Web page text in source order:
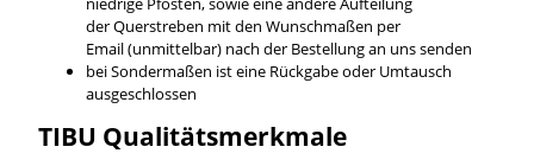
der Querstreben mit den Wunschmaßen per
Email (unmittelbar) nach der Bestellung an uns senden
bei Sondermaßen ist eine Rückgabe oder Umtausch
ausgeschlossen
TIBU Qualitätsmerkmale